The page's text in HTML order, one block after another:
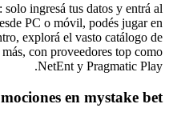
solo ingresá tus datos y entrá al
PC o móvil, podés jugar en
explorá el vasto catálogo de
con proveedores top como
NetEnt y Pragmatic Play.
en mystake bet